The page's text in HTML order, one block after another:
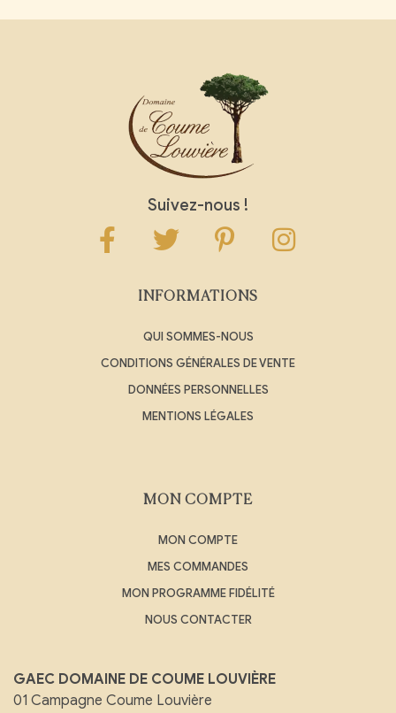
Suivez-nous !
INFORMATIONS
QUI SOMMES-NOUS
CONDITIONS GÉNÉRALES DE VENTE
DONNÉES PERSONNELLES
MENTIONS LÉGALES
MON COMPTE
MON COMPTE
MES COMMANDES
MON PROGRAMME FIDÉLITÉ
NOUS CONTACTER
GAEC DOMAINE DE COUME LOUVIÈRE
01 Campagne Coume Louvière